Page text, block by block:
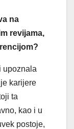
na
revijama,
upoznala
karijere
ta
kao i u
postoje,